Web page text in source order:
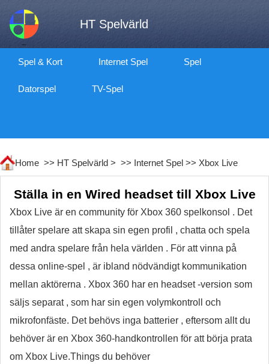
HT Spelvärld
Spel & Kort Internet Spel Spel
Datorspel TV-Spel
Home >> HT Spelvärld > >> Internet Spel >> Xbox Live
Ställa in en Wired headset till Xbox Live
Xbox Live är en community för Xbox 360 spelkonsol . Det
tillåter spelare att skapa sin egen profil , chatta och spela
med andra spelare från hela världen . För att vinna på
dessa online-spel , är ibland nödvändigt kommunikation
mellan aktörerna . Xbox 360 har en headset -version som
säljs separat , som har sin egen volymkontroll och
mikrofonfäste. Det behövs inga batterier , eftersom allt du
behöver är en Xbox 360-handkontrollen för att börja prata
om Xbox Live.Things du behöver